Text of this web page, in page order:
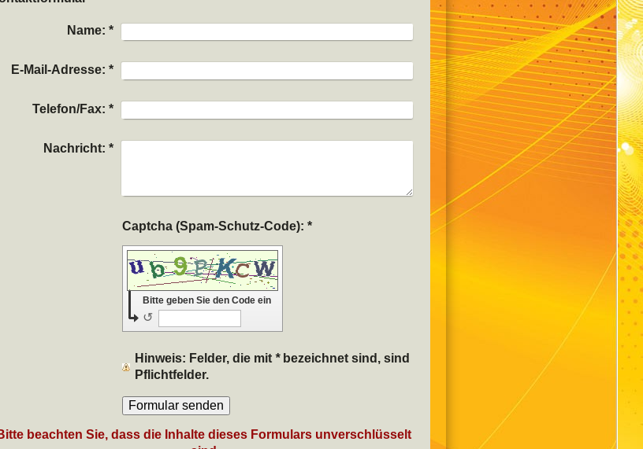
Name: *
E-Mail-Adresse: *
Telefon/Fax: *
Nachricht: *
Captcha (Spam-Schutz-Code): *
Bitte geben Sie den Code ein
↺
Hinweis : Felder, die mit*bezeichnet sind, sind
Pflichtfelder.
beachten Sie, dass die Inhalte dieses Formulars unverschlüsselt